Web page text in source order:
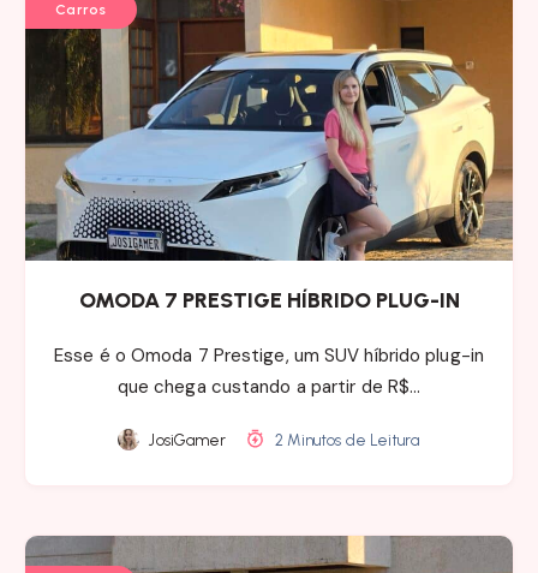
Carros
OMODA 7 PRESTIGE HÍBRIDO PLUG-IN
Esse é o Omoda 7 Prestige, um SUV híbrido plug-in
que chega custando a partir de R$…
JosiGamer 2 Minutos de Leitura